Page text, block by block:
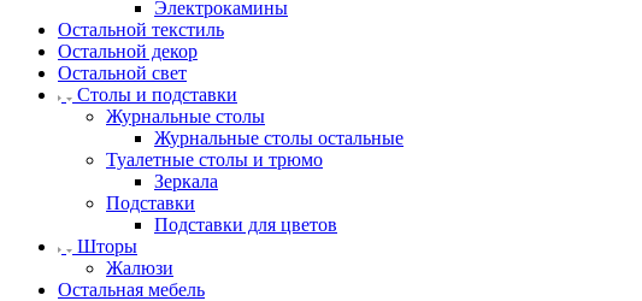
Электрокамины
Остальной текстиль
Остальной декор
Остальной свет
Столы и подставки
Журнальные столы
Журнальные столы остальные
Туалетные столы и трюмо
Зеркала
Подставки
Подставки для цветов
Шторы
Жалюзи
Остальная мебель